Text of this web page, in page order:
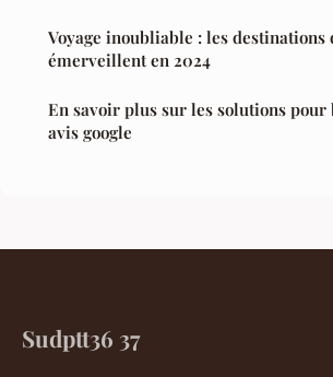
Voyage inoubliable : les destinations
émerveillent en 2024
En savoir plus sur les solutions pour
avis google
Sudptt36 37